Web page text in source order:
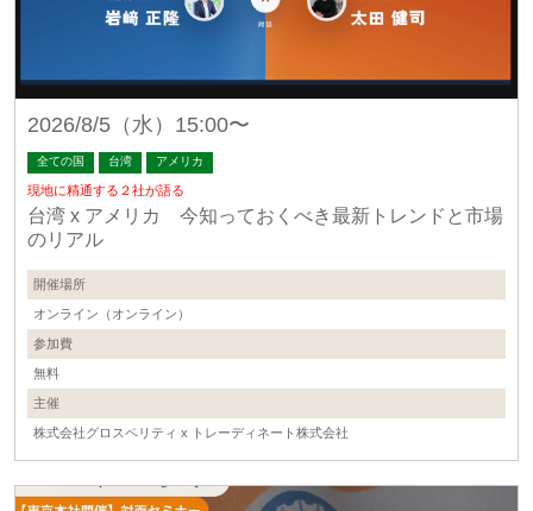
2026/8/5（水）15:00〜
全ての国 台湾 アメリカ
現地に精通する２社が語る
台湾 x アメリカ 今知っておくべき最新トレンドと市場
のリアル
開催場所
オンライン（オンライン）
参加費
無料
主催
株式会社グロスペリティ x トレーディネート株式会社